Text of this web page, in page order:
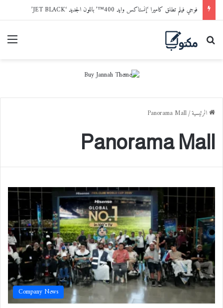
فوجي فيلم تطلق كاميرا ‘إنستاكس وايد 400™’ باللون الجديد ‘JET BLACK’
بحث عن
الرئيسية/
Panorama Mall
Panorama Mall
Company News